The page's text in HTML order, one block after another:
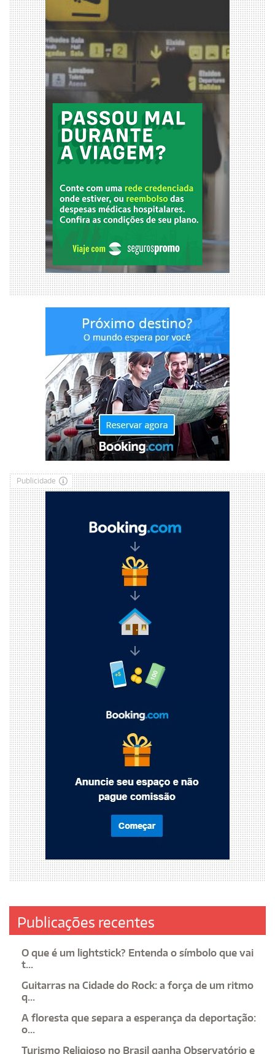
Publicidade
Publicações recentes
O que é um lightstick? Entenda o símbolo que vai
t...
Guitarras na Cidade do Rock: a força de um ritmo
q...
A floresta que separa a esperança da deportação:
o...
Turismo Religioso no Brasil ganha Observatório e